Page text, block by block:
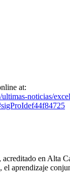
at:
noticias/
en Alta
aprendizaje